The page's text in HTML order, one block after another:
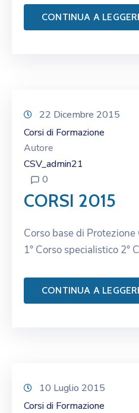
CONTINUA A
22 Dicembre 2015
Corsi di Formazione
Autore
CSV_admin21
0
CORSI 2015
Corso base di
1° Corso specialistico 2°
CONTINUA A
10 Luglio 2015
Corsi di Formazione